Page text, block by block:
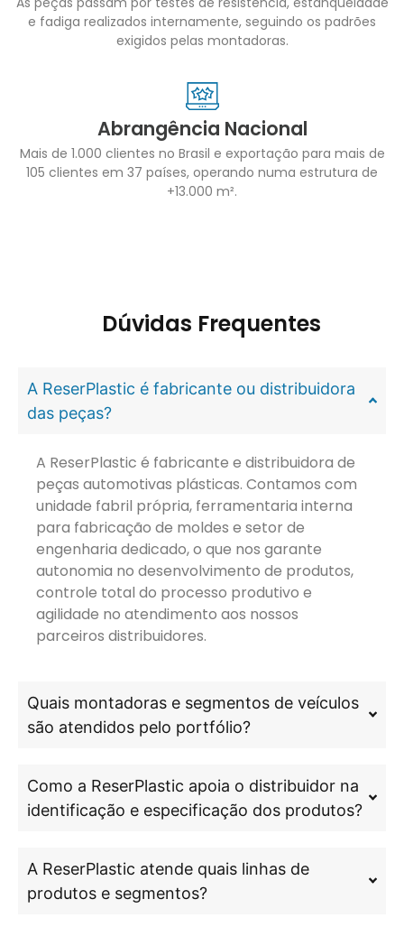
e fadiga realizados internamente, seguindo os padrões
exigidos pelas montadoras.
Abrangência Nacional
Mais de 1.000 clientes no Brasil e exportação para mais de
105 clientes em 37 países, operando numa estrutura de
+13.000 m².
Dúvidas Frequentes
A ReserPlastic é fabricante ou distribuidora
das peças?
A ReserPlastic é fabricante e distribuidora de
peças automotivas plásticas. Contamos com
unidade fabril própria, ferramentaria interna
para fabricação de moldes e setor de
engenharia dedicado, o que nos garante
autonomia no desenvolvimento de produtos,
controle total do processo produtivo e
agilidade no atendimento aos nossos
parceiros distribuidores.
Quais montadoras e segmentos de veículos
são atendidos pelo portfólio?
Como a ReserPlastic apoia o distribuidor na
identificação e especificação dos produtos?
A ReserPlastic atende quais linhas de
produtos e segmentos?